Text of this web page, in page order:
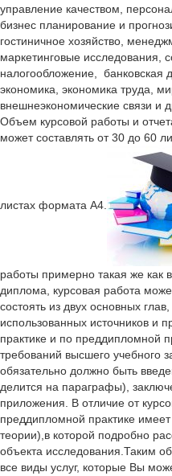
управление качеством,
бизнес планирование и
гостиничное хозяйство,
маркетинговые исследования,
налогообложение, банковская
экономика, экономика труда,
внешнеэкономические связи и
Объем курсовой работы и
может составлять от 30 до 60
листах формата А4.
работы примерно такая же как
диплома, курсовая работа
состоять из двух основных
использованных источников и
практике и по преддипломной
требований высшего учебного
обязательно должно быть
делится на параграфы),
приложения. В отличие от
преддипломной практике имеет
теории),в которой подробно
объекта исследования.Таким
все виды услуг, которые Вы